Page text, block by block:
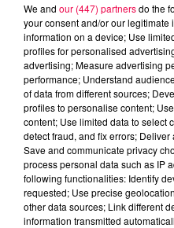
Flash infos
Crédit :Flash infos
We and our (447) partnersdo the
your consent and/or our legitimate
information on a device; Use
profiles for personalised
advertising; Measure advertising
performance; Understand
of data from different sources;
profiles to personalise content;
content; Use limited data to select
detect fraud, and fix errors;
Save and communicate privacy
process personal data such as IP
following functionalities: Identify
requested; Use precise
other data sources; Link different
information transmitted